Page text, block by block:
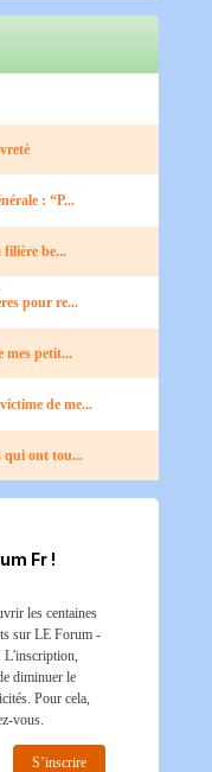
: “P...
filière be...
pour re...
mes petit...
de me...
qui ont tou...
Fr !
les centaines
sur LE Forum -
L'inscription,
diminuer le
Pour cela,
vous.
S’inscrire